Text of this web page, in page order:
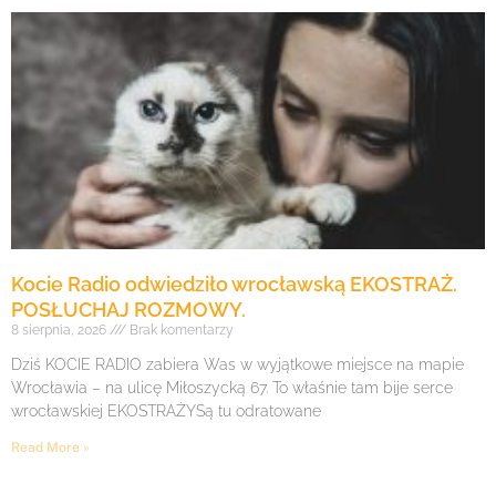
Kocie Radio odwiedziło wrocławską EKOSTRAŻ.
POSŁUCHAJ ROZMOWY.
8 sierpnia, 2026 Brak komentarzy
Dziś KOCIE RADIO zabiera Was w wyjątkowe miejsce na mapie
Wrocławia – na ulicę Miłoszycką 67. To właśnie tam bije serce
wrocławskiej EKOSTRAŻYSą tu odratowane
Read More »